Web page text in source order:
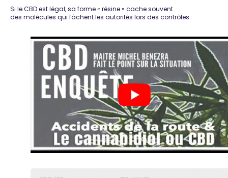
Si le CBD est légal, sa forme « résine » cache souvent
des molécules qui fâchent les autorités lors des contrôles.